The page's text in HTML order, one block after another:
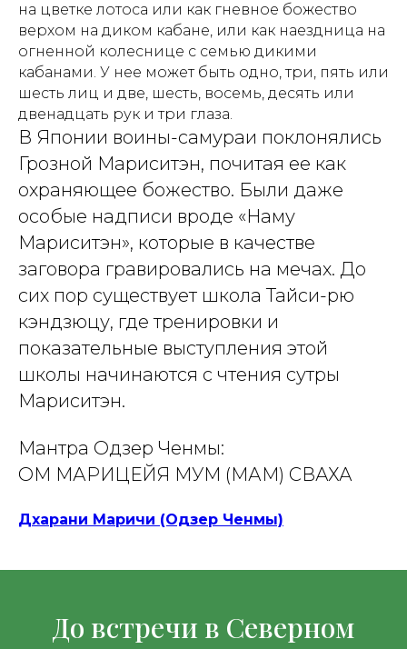
на цветке лотоса или как гневное божество
верхом на диком кабане, или как наездница на
огненной колеснице с семью дикими
кабанами. У нее может быть одно, три, пять или
шесть лиц и две, шесть, восемь, десять или
двенадцать рук и три глаза.
В Японии воины-самураи поклонялись
Грозной Мариситэн, почитая ее как
охраняющее божество. Были даже
особые надписи вроде «Наму
Мариситэн», которые в качестве
заговора гравировались на мечах. До
сих пор существует школа Тайси-рю
кэндзюцу, где тренировки и
показательные выступления этой
школы начинаются с чтения сутры
Мариситэн.
Мантра Одзер Ченмы:
ОМ МАРИЦЕЙЯ МУМ (МАМ) СВАХА
Дхарани Маричи (Одзер Ченмы)
До встречи в Северном